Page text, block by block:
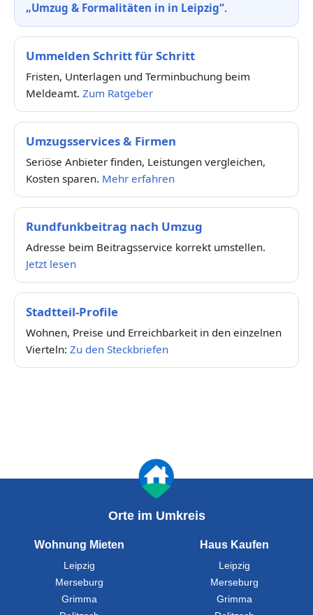
„Umzug & Formalitäten in in Leipzig“.
Ummelden Schritt für Schritt
Fristen, Unterlagen und Terminbuchung beim
Meldeamt. Zum Ratgeber
Umzugsservices & Firmen
Seriöse Anbieter finden, Leistungen vergleichen,
Kosten sparen. Mehr erfahren
Rundfunkbeitrag nach Umzug
Adresse beim Beitragsservice korrekt umstellen.
Jetzt lesen
Stadtteil-Profile
Wohnen, Preise und Erreichbarkeit in den einzelnen
Vierteln: Zu den Steckbriefen
Orte im Umkreis
Wohnung Mieten
Leipzig
Merseburg
Grimma
Haus Kaufen
Leipzig
Merseburg
Grimma